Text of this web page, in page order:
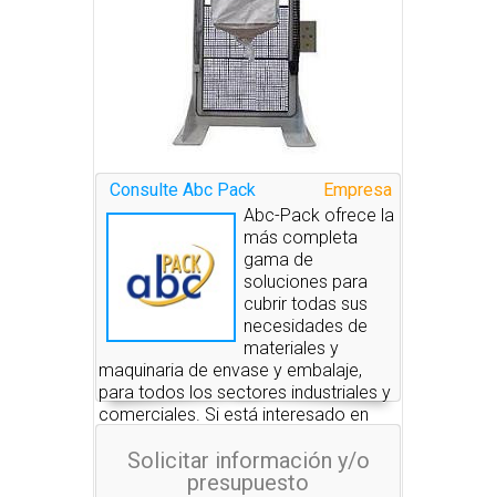
Empresa
Consulte Abc Pack
Abc-Pack ofrece la
más completa
gama de
soluciones para
cubrir todas sus
necesidades de
materiales y
maquinaria de envase y embalaje,
para todos los sectores industriales y
comerciales. Si está interesado en
le pondremos en contacto con las
empresas que se los pueden
Solicitar información y/o
presupuesto